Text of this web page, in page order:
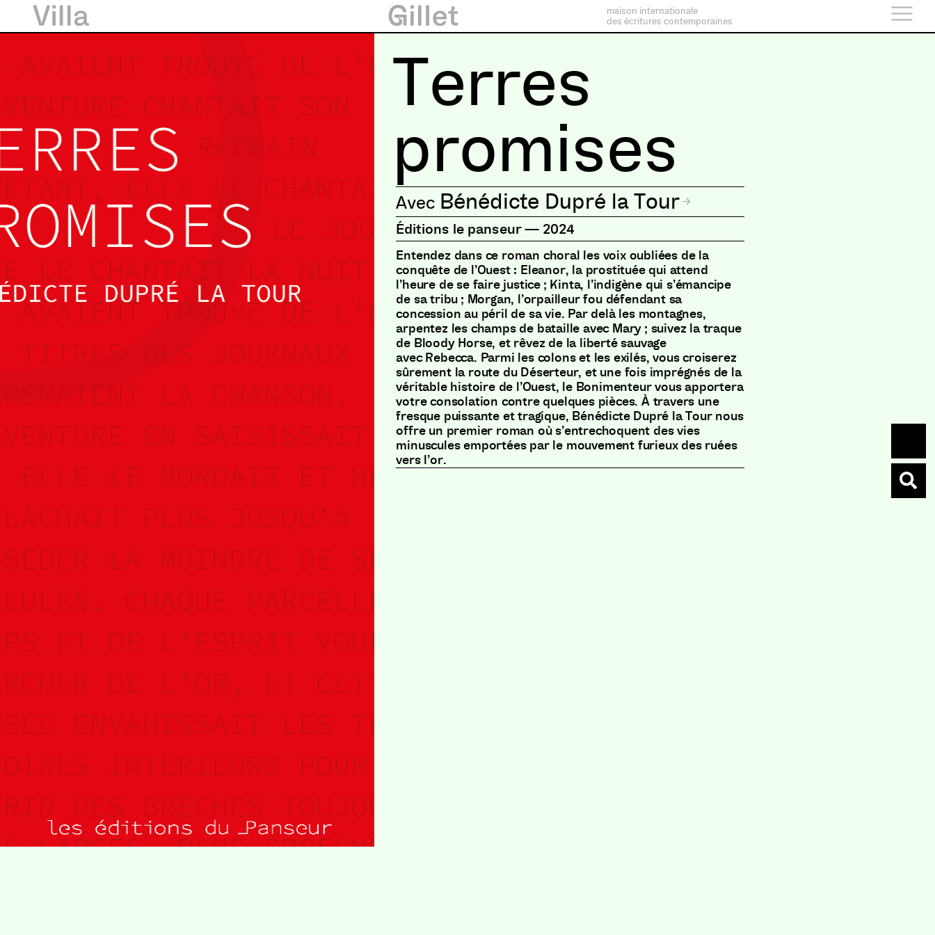
maison internationale
des écritures contemporaines
Terres
promises
Bénédicte Dupré la Tour
Éditions le panseur— 2024
Entendez dans ce roman choral les voix oubliées de la
conquête de l’Ouest : Eleanor, la prostituée qui attend
l’heure de se faire justice ; Kinta, l’indigène qui s’émancipe
de sa tribu ; Morgan, l’orpailleur fou défendant sa
concession au péril de sa vie. Par delà les montagnes,
arpentez les champs de bataille avec Mary ; suivez la traque
de Bloody Horse, et rêvez de la liberté sauvage
avec Rebecca. Parmi les colons et les exilés, vous croiserez
sûrement la route du Déserteur, et une fois imprégnés de la
véritable histoire de l’Ouest, le Bonimenteur vous apportera
votre consolation contre quelques pièces. À travers une
fresque puissante et tragique, Bénédicte Dupré la Tour nous
offre un premier roman où s’entrechoquent des vies
minuscules emportées par le mouvement furieux des ruées
vers l’or.